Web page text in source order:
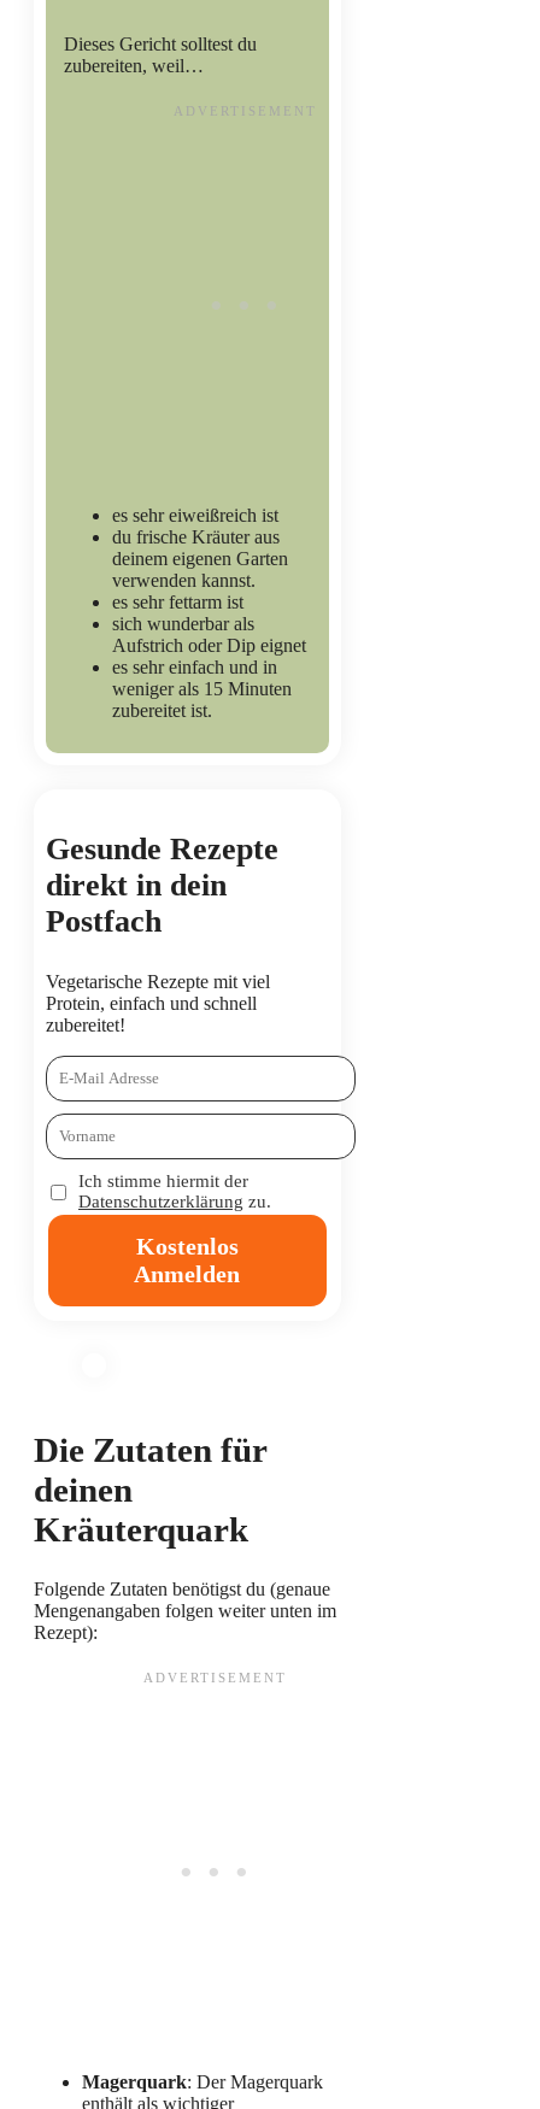
Dieses Gericht solltest du
zubereiten, weil…
es sehr eiweißreich ist
du frische Kräuter aus
deinem eigenen Garten
verwenden kannst.
es sehr fettarm ist
sich wunderbar als
Aufstrich oder Dip eignet
es sehr einfach und in
weniger als 15 Minuten
zubereitet ist.
Gesunde Rezepte
direkt in dein
Postfach
Vegetarische Rezepte mit viel
Protein, einfach und schnell
zubereitet!
Ich stimme hiermit der
Datenschutzerklärung zu.
Kostenlos
Anmelden
Die Zutaten für
deinen
Kräuterquark
Folgende Zutaten benötigst du (genaue
Mengenangaben folgen weiter unten im
Rezept):
Magerquark: Der Magerquark
enthält als wichtiger